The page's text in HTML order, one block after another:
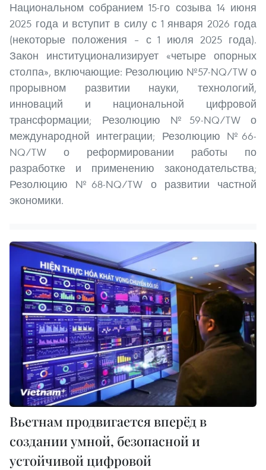
Национальном собранием 15-го созыва 14 июня
2025 года и вступит в силу с 1 января 2026 года
(некоторые положения – с 1 июля 2025 года).
Закон институционализирует «четыре опорных
столпа», включающие: Резолюцию №57-NQ/TW о
прорывном развитии науки, технологий,
инноваций и национальной цифровой
трансформации; Резолюцию №59-NQ/TW о
международной интеграции; Резолюцию №66-
NQ/TW о реформировании работы по
разработке и применению законодательства;
Резолюцию №68-NQ/TW о развитии частной
экономики.
Вьетнам продвигается вперёд в
создании умной, безопасной и
устойчивой цифровой